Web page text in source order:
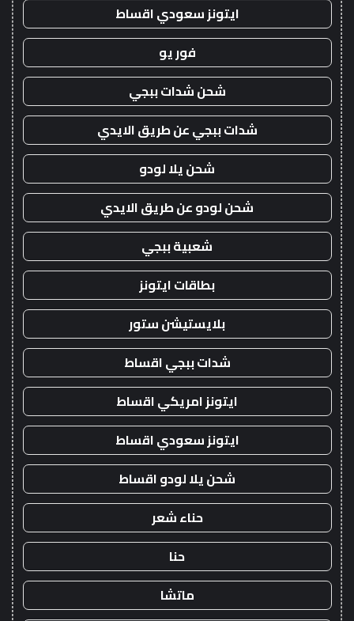
ايتونز سعودي اقساط
فور يو
شحن شدات ببجي
شدات ببجي عن طريق الايدي
شحن يلا لودو
شحن لودو عن طريق الايدي
شعبية ببجي
بطاقات ايتونز
بلايستيشن ستور
شدات ببجي اقساط
ايتونز امريكي اقساط
ايتونز سعودي اقساط
شحن يلا لودو اقساط
حناء شعر
حنا
ماتشا